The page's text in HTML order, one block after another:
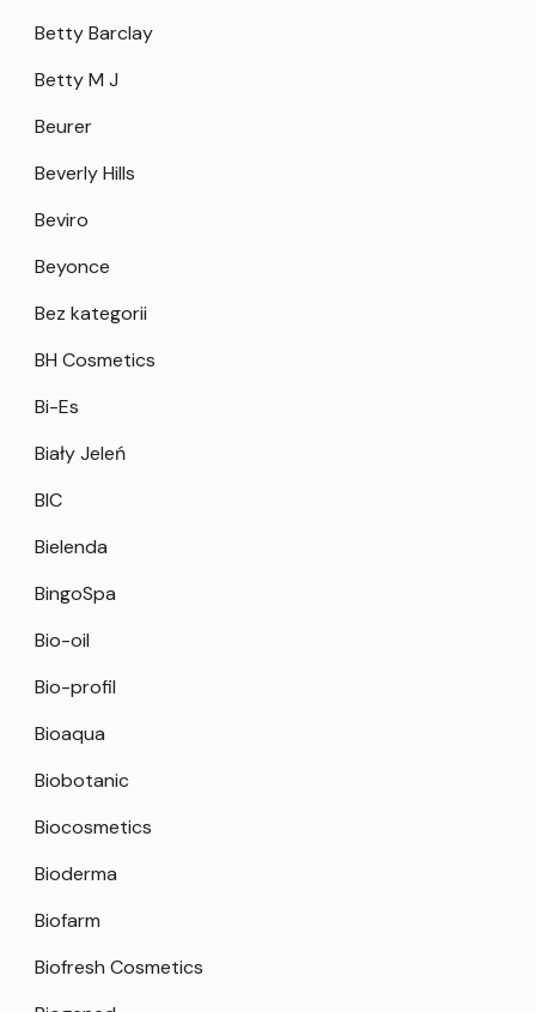
Betty Barclay
Betty M J
Beurer
Beverly Hills
Beviro
Beyonce
Bez kategorii
BH Cosmetics
Bi-Es
Biały Jeleń
BIC
Bielenda
BingoSpa
Bio-oil
Bio-profil
Bioaqua
Biobotanic
Biocosmetics
Bioderma
Biofarm
Biofresh Cosmetics